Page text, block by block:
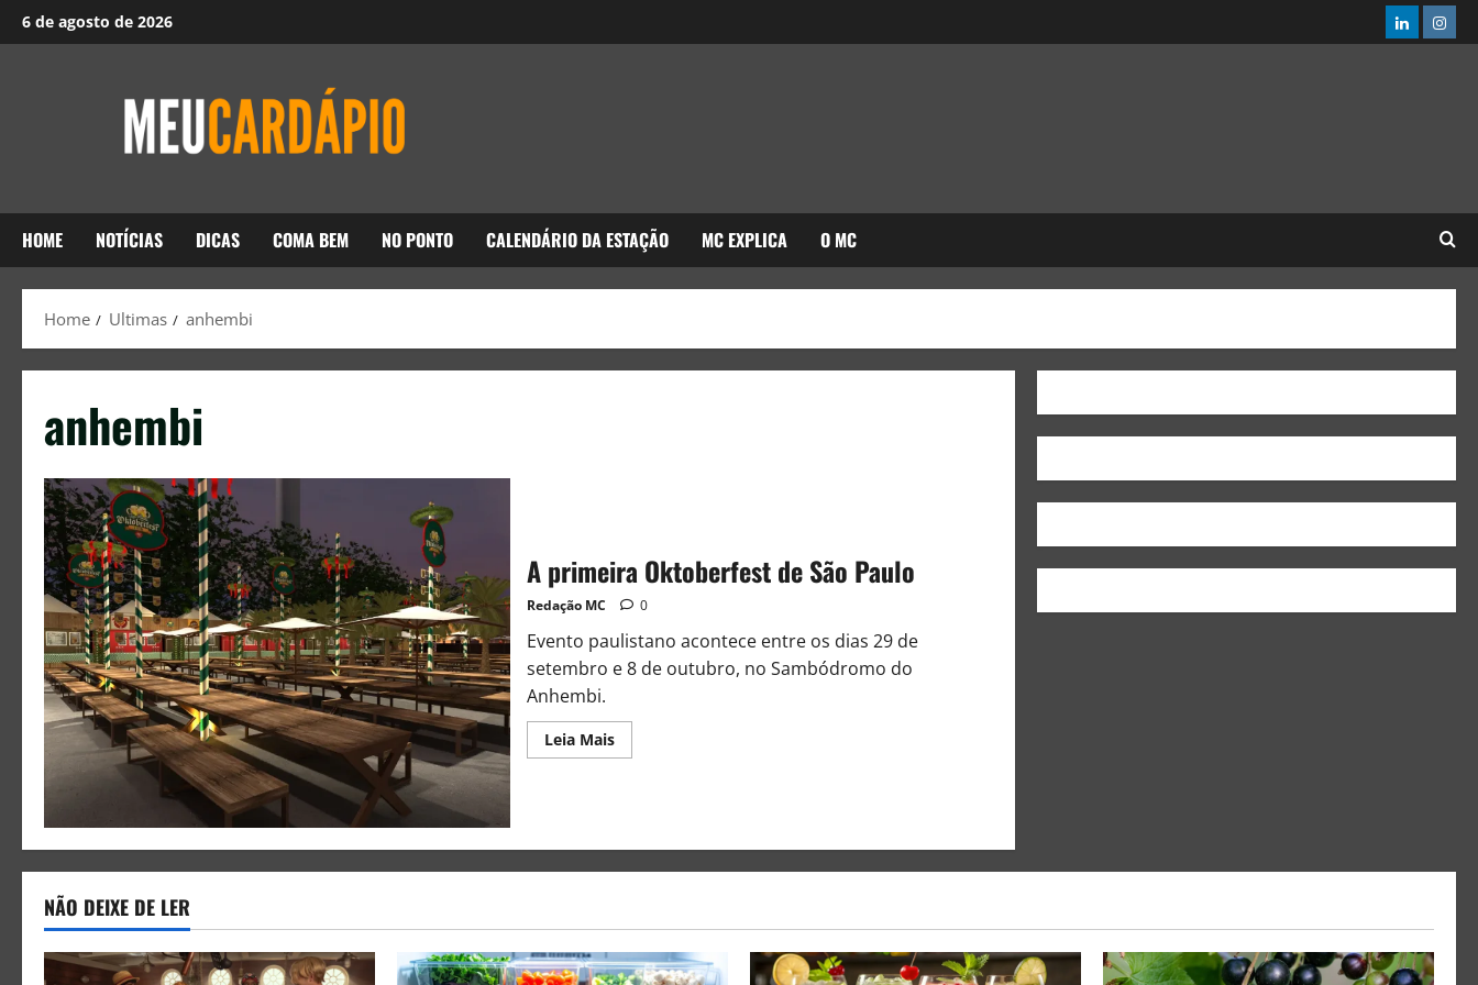
6 de agosto de 2026
HOME NOTÍCIAS DICAS COMA BEM NO PONTO CALENDÁRIO DA ESTAÇÃO MC EXPLICA O MC
Home Ultimas anhembi
anhembi
A primeira Oktoberfest de São Paulo
Redação MC 0
Evento paulistano acontece entre os dias 29 de
setembro e 8 de outubro, no Sambódromo do
Anhembi.
Leia Mais
NÃO DEIXE DE LER